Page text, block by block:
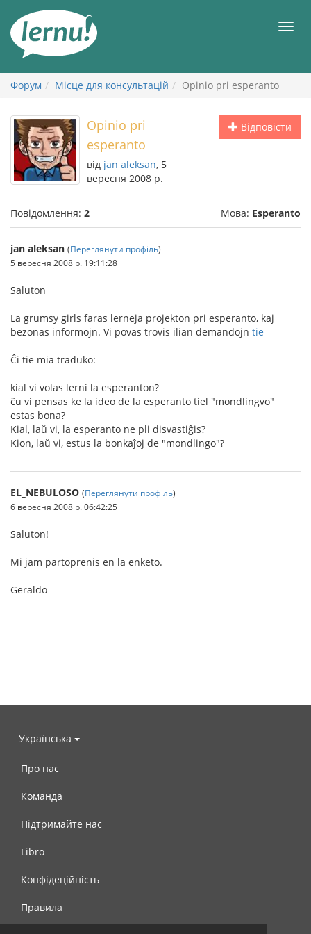
змісту
Форум Місце для консультацій Opinio pri esperanto
Відповісти
Opinio pri
esperanto
від jan aleksan, 5
вересня 2008 р.
Повідомлення: 2 Мова: Esperanto
jan aleksan (Переглянути профіль)
5 вересня 2008 р. 19:11:28
Saluton
La grumsy girls faras lerneja projekton pri esperanto, kaj
bezonas informojn. Vi povas trovis ilian demandojn tie
Ĉi tie mia traduko:
kial vi volas lerni la esperanton?
ĉu vi pensas ke la ideo de la esperanto tiel "mondlingvo"
estas bona?
Kial, laŭ vi, la esperanto ne pli disvastiĝis?
Kion, laŭ vi, estus la bonkaĵoj de "mondlingo"?
EL_NEBULOSO (Переглянути профіль)
6 вересня 2008 р. 06:42:25
Saluton!
Mi jam partoprenis en la enketo.
Geraldo
Українська
Про нас
Команда
Підтримайте нас
Libro
Конфідеційність
Правила